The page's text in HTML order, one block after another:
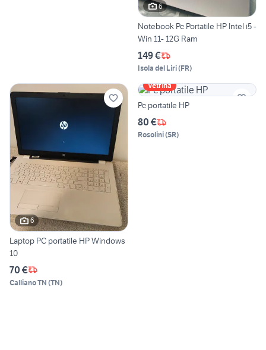
6
Notebook Pc Portatile HP Intel i5 -
Win 11- 12G Ram
149 €
Isola del Liri(FR)
6
Laptop PC portatile HP Windows
10
70 €
Calliano TN (TN)
Vetrina
Pc portatile HP
80 €
Rosolini(SR)